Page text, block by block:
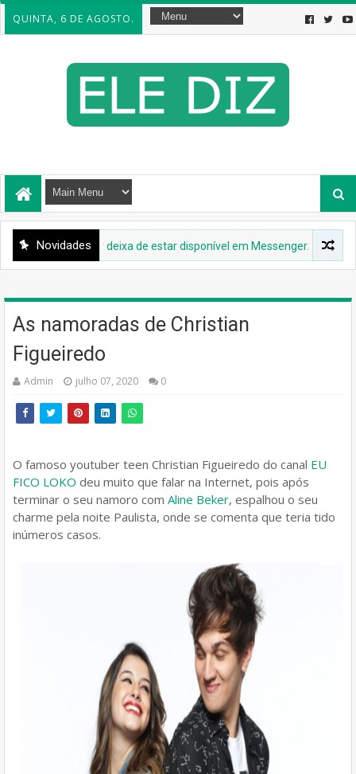
QUINTA, 6 DE AGOSTO.
Novidades
deixa de estar disponível em Messenger.com a partir de 15
As namoradas de Christian
Figueiredo
Admin julho 07, 2020 0
O famoso youtuber teen Christian Figueiredo do canal EU
FICO LOKO deu muito que falar na Internet, pois após
terminar o seu namoro com Aline Beker, espalhou o seu
charme pela noite Paulista, onde se comenta que teria tido
inúmeros casos.